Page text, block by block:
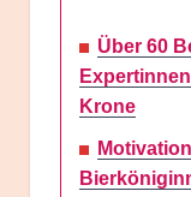
Über 60
Krone